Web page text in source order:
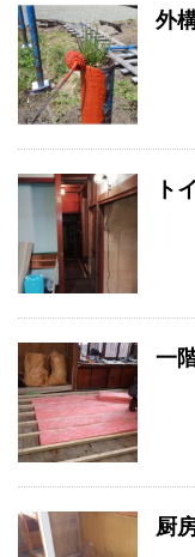
外
ト
一
厨